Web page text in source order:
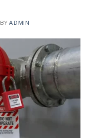
BYADMIN